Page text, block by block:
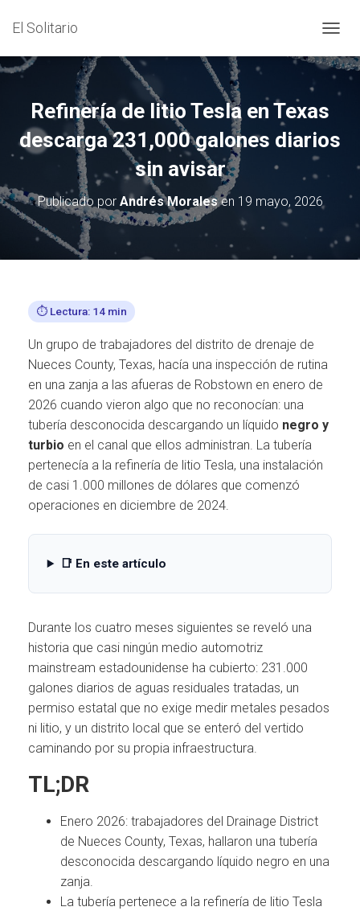
El Solitario
A
M
M
N
Refinería de litio Tesla en Texas
descarga 231,000 galones diarios
sin avisar
Publicado por Andrés Moralesen 19 mayo, 2026
⏱️ Lectura: 14 min
Un grupo de trabajadores del distrito de drenaje de
Nueces County, Texas, hacía una inspección de rutina
en una zanja a las afueras de Robstown en enero de
2026 cuando vieron algo que no reconocían: una
tubería desconocida descargando un líquido negro y
turbio en el canal que ellos administran. La tubería
pertenecía a la refinería de litio Tesla, una instalación
de casi 1.000 millones de dólares que comenzó
operaciones en diciembre de 2024.
📑 En este artículo
Durante los cuatro meses siguientes se reveló una
historia que casi ningún medio automotriz
mainstream estadounidense ha cubierto: 231.000
galones diarios de aguas residuales tratadas, un
permiso estatal que no exige medir metales pesados
ni litio, y un distrito local que se enteró del vertido
caminando por su propia infraestructura.
TL;DR
Enero 2026: trabajadores del Drainage District
de Nueces County, Texas, hallaron una tubería
desconocida descargando líquido negro en una
zanja.
La tubería pertenece a la refinería de litio Tesla